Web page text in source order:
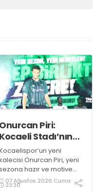
Onurcan Piri:
Kocaeli Stadı’nın
yeni
Onurcan Piri, yeni
hazır ve motive
ifade etti.
07 Ağustos 2026 Cuma
23:30